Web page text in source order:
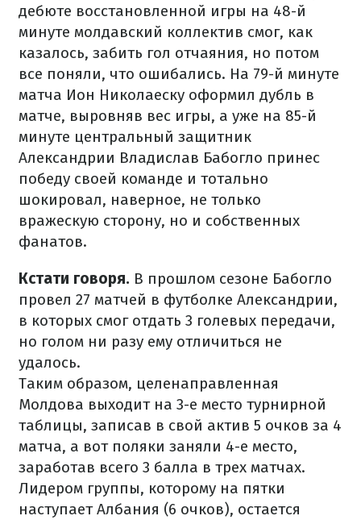
дебюте восстановленной игры на 48-й
минуте молдавский коллектив смог, как
казалось, забить гол отчаяния, но потом
все поняли, что ошибались. На 79-й минуте
матча Ион Николаеску оформил дубль в
матче, выровняв вес игры, а уже на 85-й
минуте центральный защитник
Александрии Владислав Бабогло принес
победу своей команде и тотально
шокировал, наверное, не только
вражескую сторону, но и собственных
фанатов.
Кстати говоря. В прошлом сезоне Бабогло
провел 27 матчей в футболке Александрии,
в которых смог отдать 3 голевых передачи,
но голом ни разу ему отличиться не
удалось.
Таким образом, целенаправленная
Молдова выходит на 3-е место турнирной
таблицы, записав в свой актив 5 очков за 4
матча, а вот поляки заняли 4-е место,
заработав всего 3 балла в трех матчах.
Лидером группы, которому на пятки
наступает Албания (6 очков), остается